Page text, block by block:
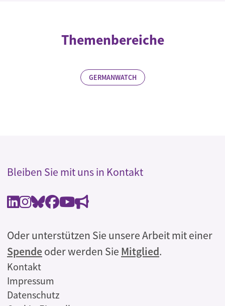
Themenbereiche
GERMANWATCH
Bleiben Sie mit uns in Kontakt
Oder unterstützen Sie unsere Arbeit mit einer
Spendeoder werden Sie Mitglied.
Rechtliches
Kontakt
Impressum
Datenschutz